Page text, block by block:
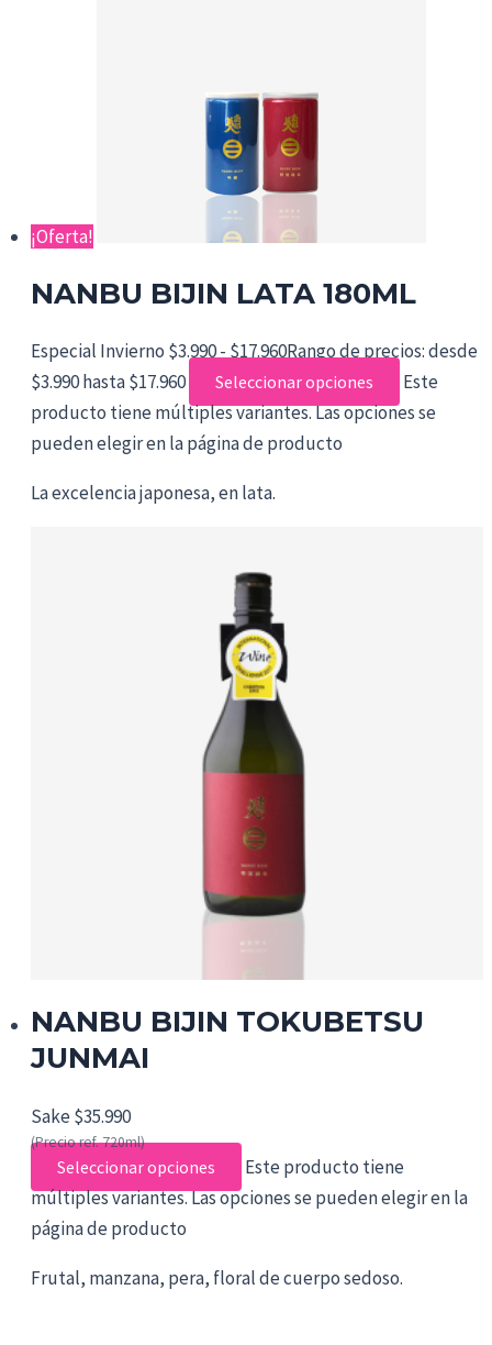
¡Oferta!
NANBU BIJIN LATA 180ML
Especial Invierno $3.990- $17.960Rango de precios: desde
$3.990 hasta $17.960
Seleccionar opciones
Este
producto tiene múltiples variantes. Las opciones se
pueden elegir en la página de producto
La excelencia japonesa, en lata.
NANBU BIJIN TOKUBETSU
JUNMAI
Sake$35.990
(Precio ref. 720ml)
Seleccionar opciones
Este producto tiene
múltiples variantes. Las opciones se pueden elegir en la
página de producto
Frutal, manzana, pera, floral de cuerpo sedoso.